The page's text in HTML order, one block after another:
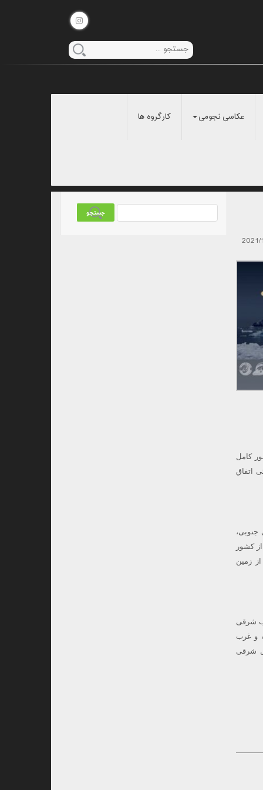
عکاسی نجومی کارگروه ها
کامل
اتفاق
کشور
زمین
اولین مورد از جنوب شرقی
و غرب
و شمال شرقی